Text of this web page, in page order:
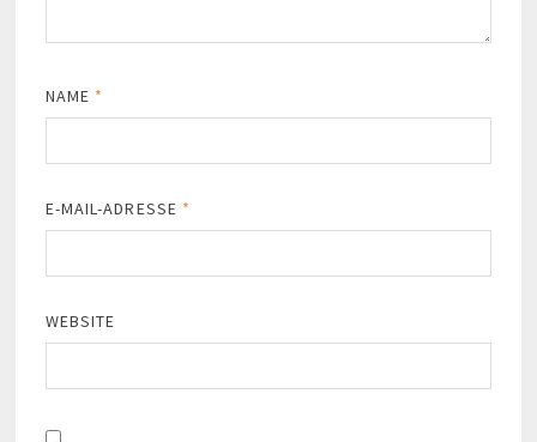
NAME *
E-MAIL-ADRESSE *
WEBSITE